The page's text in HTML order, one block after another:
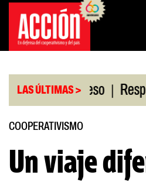
Saltar
contenido
LAS ÚLTIMAS >
el Congreso Respaldo
COOPERATIVISMO
Un viaje